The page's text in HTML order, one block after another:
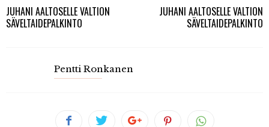
JUHANI AALTOSELLE VALTION
SÄVELTAIDEPALKINTO
JUHANI AALTOSELLE VALTION
SÄVELTAIDEPALKINTO
Pentti Ronkanen